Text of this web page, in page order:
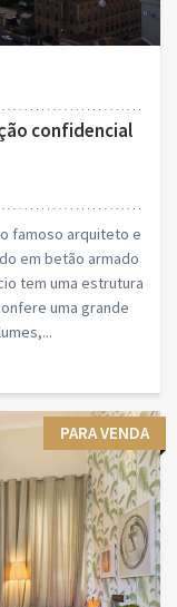
confidencial
famoso arquiteto e
em betão armado
tem uma estrutura
uma grande
PARA VENDA